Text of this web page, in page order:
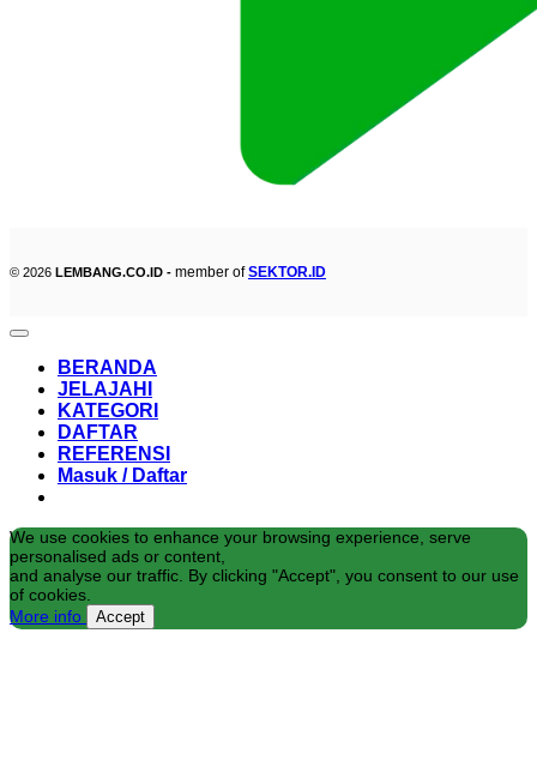
© 2026 LEMBANG.CO.ID - member ofSEKTOR.ID
BERANDA
JELAJAHI
KATEGORI
DAFTAR
REFERENSI
Masuk / Daftar
We use cookies to enhance your browsing experience, serve
personalised ads or content,
and analyse our traffic. By clicking "Accept", you consent to our use
of cookies.
More info
Accept